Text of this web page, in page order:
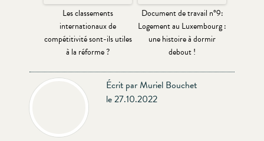
Les classements
internationaux de
compétitivité sont-ils utiles
à la réforme ?
Document de travail n°9:
Logement au Luxembourg :
une histoire à dormir
debout !
Écrit par Muriel Bouchet
le 27.10.2022